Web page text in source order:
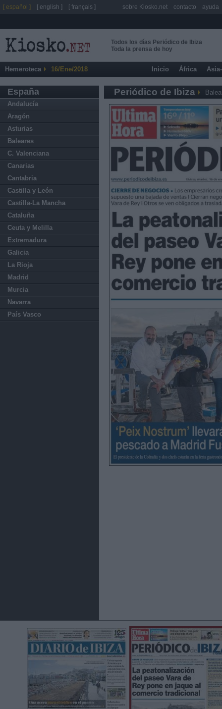
Todos los días Periódico de Ibiza
Toda la prensa de hoy
Hemeroteca 16/Ene/2018 Inicio África
España
Andalucía
Aragón
Asturias
Baleares
C. Valenciana
Canarias
Cantabria
Castilla y León
Castilla-La Mancha
Cataluña
Ceuta y Melilla
Extremadura
Galicia
La Rioja
Madrid
Murcia
Navarra
País Vasco
Periódico de Ibiza
[ español ] [ english ] [ français ] sobre Kiosko.net contacto ayuda